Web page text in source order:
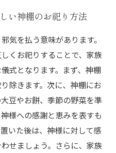
い神棚のお祀り方法
気を払う意味があります。
くお祀りすることで、家族
式となります。まず、神棚
除きます。次に、神棚にお
豆やお餅、季節の野菜を準
様への感謝と恵みを表すも
いた後は、神様に対して感
せましょう。さらに、家族